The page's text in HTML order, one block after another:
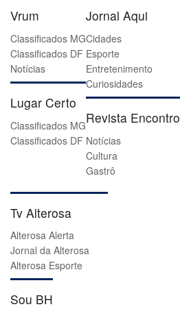
Vrum
Classificados MG
Classificados DF
Notícias
Lugar Certo
Classificados MG
Classificados DF
Jornal Aqui
Cidades
Esporte
Entretenimento
Curiosidades
Revista Encontro
Notícias
Cultura
Gastrô
Tv Alterosa
Alterosa Alerta
Jornal da Alterosa
Alterosa Esporte
Sou BH